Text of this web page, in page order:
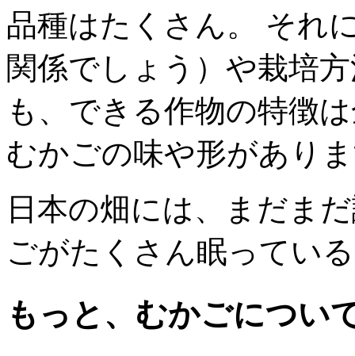
品種はたくさん。 それ
関係でしょう）や栽培
も、できる作物の特徴
むかごの味や形があり
日本の畑には、まだま
ごがたくさん眠ってい
もっと、むかごについ